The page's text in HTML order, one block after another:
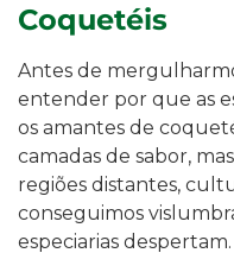
Coquetéis
Antes de
entender por que as
os amantes de
camadas de sabor,
regiões distantes,
conseguimos
especiarias